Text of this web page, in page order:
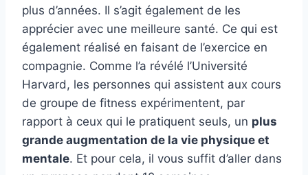
plus d’années. Il s’agit également de les
apprécier avec une meilleure santé. Ce qui est
également réalisé en faisant de l’exercice en
compagnie. Comme l’a révélé l’Université
Harvard, les personnes qui assistent aux cours
de groupe de fitness expérimentent, par
rapport à ceux qui le pratiquent seuls, un plus
grande augmentation de la vie physique et
mentale. Et pour cela, il vous suffit d’aller dans